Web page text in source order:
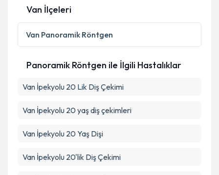
Van İlçeleri
Van Panoramik Röntgen
Panoramik Röntgen ile İlgili Hastalıklar
Van İpekyolu 20 Lik Diş Çekimi
Van İpekyolu 20 yaş diş çekimleri
Van İpekyolu 20 Yaş Dişi
Van İpekyolu 20'lik Diş Çekimi